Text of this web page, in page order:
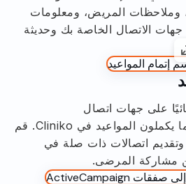
وملاحظات المريض، ومعلومات
الاتصال الخاصة بك وحديثة
على جهات اتصال
ActiveCampaign عندما يكملون المواعيد في Cliniko. قم
اتصالات ذات صلة في
مشاركة المرضى.